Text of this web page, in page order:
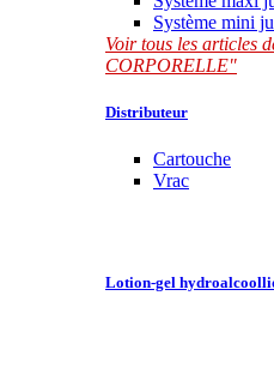
Système mini
Voir tous les articles
CORPORELLE"
Distributeur
Cartouche
Vrac
Lotion-gel